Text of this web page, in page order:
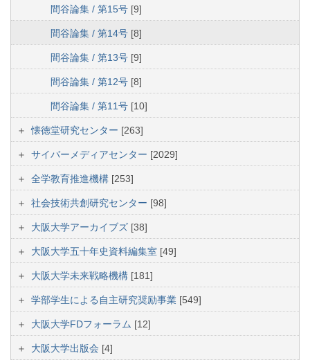
間谷論集 / 第15号 [9]
間谷論集 / 第14号 [8]
間谷論集 / 第13号 [9]
間谷論集 / 第12号 [8]
間谷論集 / 第11号 [10]
懐徳堂研究センター [263]
サイバーメディアセンター [2029]
全学教育推進機構 [253]
社会技術共創研究センター [98]
大阪大学アーカイブズ [38]
大阪大学五十年史資料編集室 [49]
大阪大学未来戦略機構 [181]
学部学生による自主研究奨励事業 [549]
大阪大学FDフォーラム [12]
大阪大学出版会 [4]